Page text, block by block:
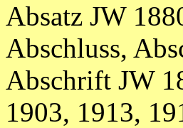
Absatz JW
Abschluss,
Abschrift JW
1903, 1913,